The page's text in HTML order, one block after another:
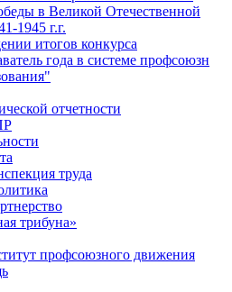
в Великой Отечественной
1945 г.г.
итогов конкурса
года в системе профсоюзн
отчетности
труда
трибуна»
профсоюзного движения